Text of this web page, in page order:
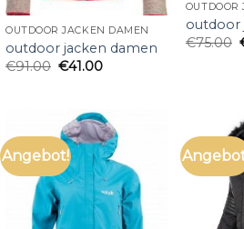
OUTDOOR JACKEN DAMEN
outdoor jacken damen
€91.00 €41.00
OUTDOOR
outdoor
€75.00
Angebot!